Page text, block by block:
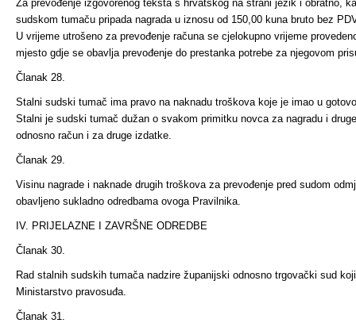
Za prevođenje izgovorenog teksta s hrvatskog na strani jezik i obratno,
sudskom tumaču pripada nagrada u iznosu od 150,00 kuna bruto bez
U vrijeme utrošeno za prevođenje računa se cjelokupno vrijeme
mjesto gdje se obav­lja prevođenje do prestanka potrebe za njegovom
Članak 28.
Stalni sudski tumač ima pravo na naknadu troškova koje je imao u
Stalni je sudski tumač dužan o svakom primitku novca za nagra­du i
odnosno račun i za druge izdatke.
Članak 29.
Visinu nagrade i naknade drugih troškova za prevođenje pred sudom
obavljeno sukladno odredbama ovoga Pravilnika.
IV. PRIJELAZNE I ZAVRŠNE ODREDBE
Članak 30.
Rad stalnih sudskih tumača nadzire županijski odnosno trgovački sud
Ministarstvo pravosuđa.
Članak 31.